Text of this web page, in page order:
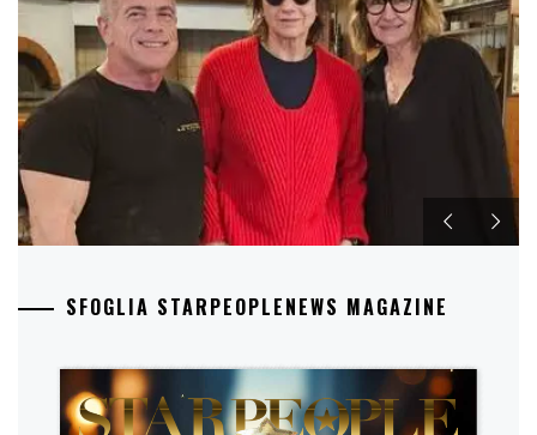
SFOGLIA STARPEOPLENEWS MAGAZINE